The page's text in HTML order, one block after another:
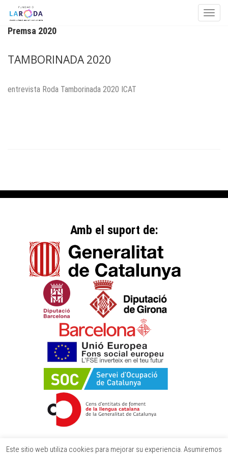
Skip to content
Premsa 2020
TAMBORINADA 2020
entrevista Roda Tamborinada 2020 ICAT
Amb el suport de:
Este sitio web utiliza cookies para mejorar su experiencia. Asumiremos